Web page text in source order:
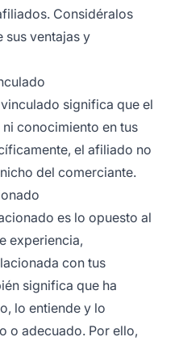
Considéralos
sus ventajas y
significa que el
conocimiento en tus
el afiliado no
del comerciante.
es lo opuesto al
experiencia,
con tus
significa que ha
lo entiende y lo
o adecuado. Por ello,